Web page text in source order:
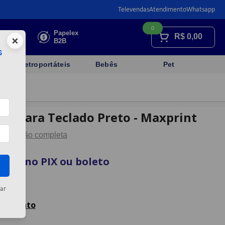
TelevendasAtendimentoWhatsapp
Faça sua
cotação
Papelex
B2B
R$ 0,00
0
Eletroportáteis Bebês Pet
Para Teclado Preto - Maxprint
Descrição completa
vista no PIX ou boleto
×